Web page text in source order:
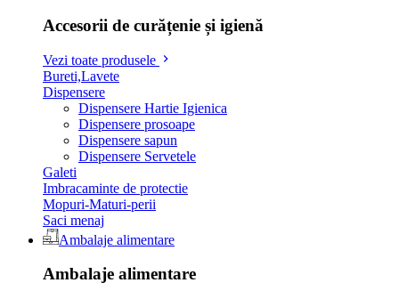
Accesorii de curățenie și igienă
Vezi toate produsele
Bureti,Lavete
Dispensere
Dispensere Hartie Igienica
Dispensere prosoape
Dispensere sapun
Dispensere Servetele
Galeti
Imbracaminte de protectie
Mopuri-Maturi-perii
Saci menaj
Ambalaje alimentare
Ambalaje alimentare